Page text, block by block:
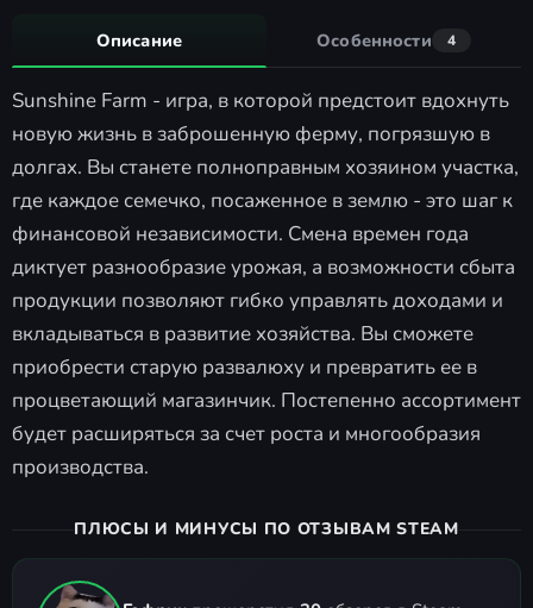
Описание Особенности 4
Sunshine Farm - игра, в которой предстоит вдохнуть
новую жизнь в заброшенную ферму, погрязшую в
долгах. Вы станете полноправным хозяином участка,
где каждое семечко, посаженное в землю - это шаг к
финансовой независимости. Смена времен года
диктует разнообразие урожая, а возможности сбыта
продукции позволяют гибко управлять доходами и
вкладываться в развитие хозяйства. Вы сможете
приобрести старую развалюху и превратить ее в
процветающий магазинчик. Постепенно ассортимент
будет расширяться за счет роста и многообразия
производства.
ПЛЮСЫ И МИНУСЫ ПО ОТЗЫВАМ STEAM